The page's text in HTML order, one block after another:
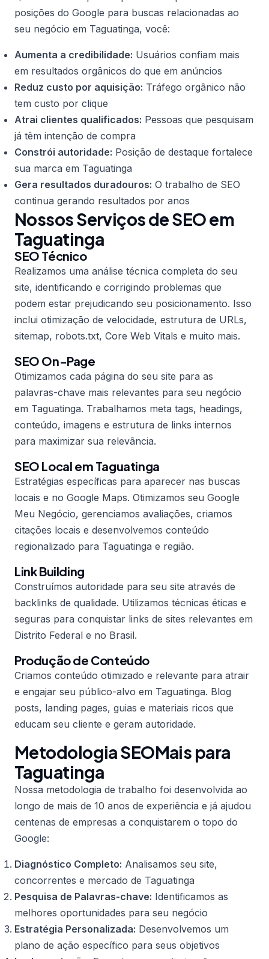
posições do Google para buscas relacionadas ao
seu negócio em Taguatinga, você:
Aumenta a credibilidade: Usuários confiam mais
em resultados orgânicos do que em anúncios
Reduz custo por aquisição: Tráfego orgânico não
tem custo por clique
Atrai clientes qualificados: Pessoas que pesquisam
já têm intenção de compra
Constrói autoridade: Posição de destaque fortalece
sua marca em Taguatinga
Gera resultados duradouros: O trabalho de SEO
continua gerando resultados por anos
Nossos Serviços de SEO em
Taguatinga
SEO Técnico
Realizamos uma análise técnica completa do seu
site, identificando e corrigindo problemas que
podem estar prejudicando seu posicionamento. Isso
inclui otimização de velocidade, estrutura de URLs,
sitemap, robots.txt, Core Web Vitals e muito mais.
SEO On-Page
Otimizamos cada página do seu site para as
palavras-chave mais relevantes para seu negócio
em Taguatinga. Trabalhamos meta tags, headings,
conteúdo, imagens e estrutura de links internos
para maximizar sua relevância.
SEO Local em Taguatinga
Estratégias específicas para aparecer nas buscas
locais e no Google Maps. Otimizamos seu Google
Meu Negócio, gerenciamos avaliações, criamos
citações locais e desenvolvemos conteúdo
regionalizado para Taguatinga e região.
Link Building
Construímos autoridade para seu site através de
backlinks de qualidade. Utilizamos técnicas éticas e
seguras para conquistar links de sites relevantes em
Distrito Federal e no Brasil.
Produção de Conteúdo
Criamos conteúdo otimizado e relevante para atrair
e engajar seu público-alvo em Taguatinga. Blog
posts, landing pages, guias e materiais ricos que
educam seu cliente e geram autoridade.
Metodologia SEOMais para
Taguatinga
Nossa metodologia de trabalho foi desenvolvida ao
longo de mais de 10 anos de experiência e já ajudou
centenas de empresas a conquistarem o topo do
Google:
Diagnóstico Completo: Analisamos seu site,
concorrentes e mercado de Taguatinga
Pesquisa de Palavras-chave: Identificamos as
melhores oportunidades para seu negócio
Estratégia Personalizada: Desenvolvemos um
plano de ação específico para seus objetivos